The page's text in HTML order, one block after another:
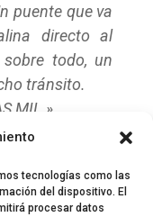
tecnologías como las
del dispositivo. El
procesar datos
puente que va
directo al
todo, un
tránsito.
MIL.»
1213